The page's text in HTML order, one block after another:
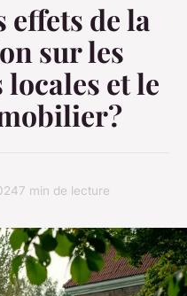
effets de la
sur les
et le
7 min de lecture